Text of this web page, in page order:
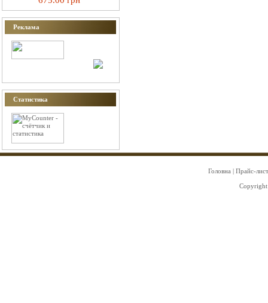
Реклама
Статистика
Головна | Прайс-лист